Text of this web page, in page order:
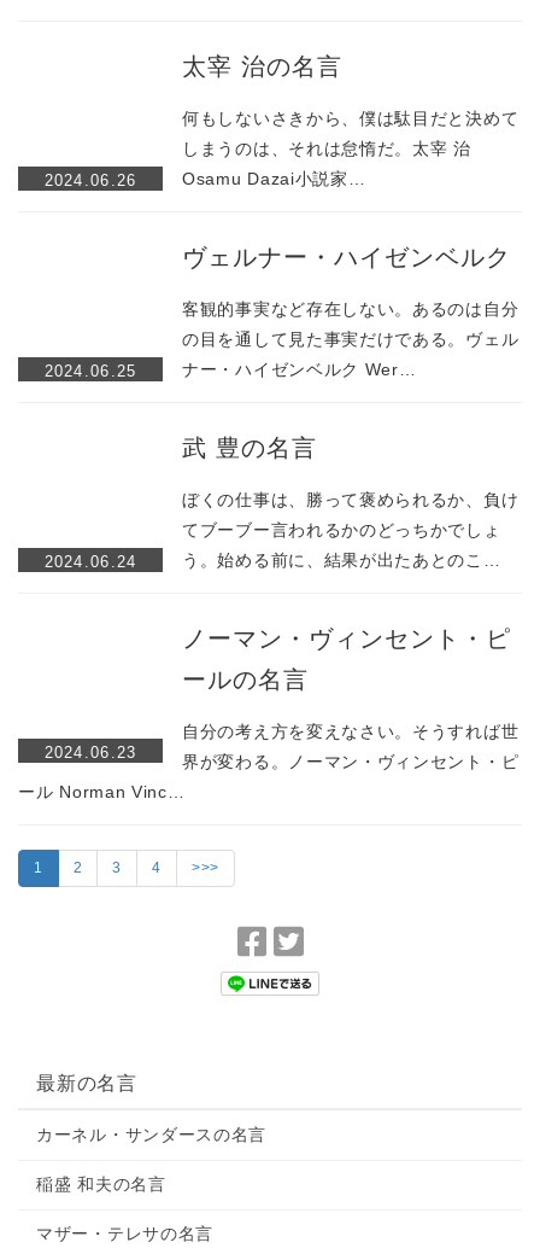
2024.06.26
太宰 治の名言
何もしないさきから、僕は駄目だと決めて
しまうのは、それは怠惰だ。太宰 治
Osamu Dazai小説家…
2024.06.25
ヴェルナー・ハイゼンベルク
客観的事実など存在しない。あるのは自分
の目を通して見た事実だけである。ヴェル
ナー・ハイゼンベルク Wer…
2024.06.24
武 豊の名言
ぼくの仕事は、勝って褒められるか、負け
てブーブー言われるかのどっちかでしょ
う。始める前に、結果が出たあとのこ…
2024.06.23
ノーマン・ヴィンセント・ピ
ールの名言
自分の考え方を変えなさい。そうすれば世
界が変わる。ノーマン・ヴィンセント・ピ
ール Norman Vinc…
1 2 3 4 >>>
a
c
w
i
最新の名言
カーネル・サンダースの名言
稲盛 和夫の名言
マザー・テレサの名言